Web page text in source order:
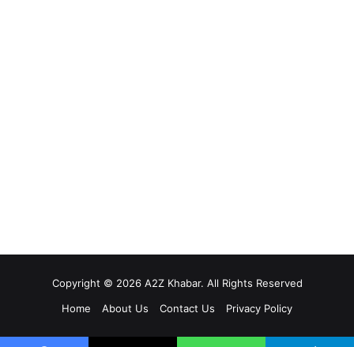
Copyright © 2026 A2Z Khabar. All Rights Reserved
Home
About Us Contact Us Privacy Policy